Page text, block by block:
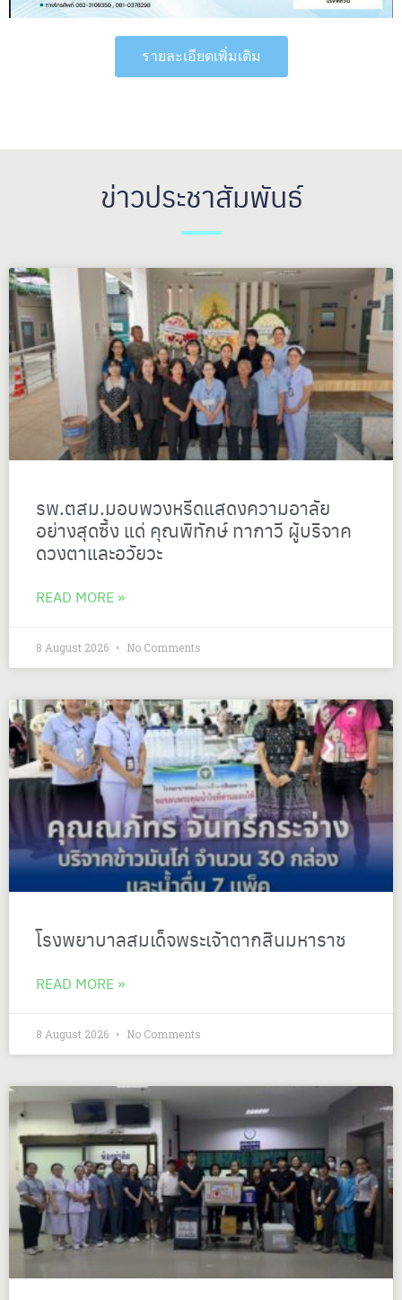
รายละเอียดเพิ่มเติม
ข่าวประชาสัมพันธ์
รพ.ตสม.มอบพวงหรีดแสดงความอาลัย
อย่างสุดซึ้ง แด่ คุณพิทักษ์ ทากาวี ผู้บริจาค
ดวงตาและอวัยวะ
READ MORE »
8 August 2026 No Comments
โรงพยาบาลสมเด็จพระเจ้าตากสินมหาราช
READ MORE »
8 August 2026 No Comments